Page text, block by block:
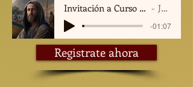
Invitación a Curso Carácter Jorge
-01:07
Registrate ahora